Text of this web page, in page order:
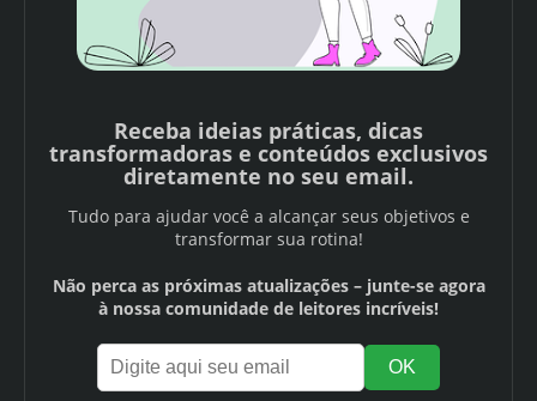
Receba ideias práticas, dicas
transformadoras e conteúdos exclusivos
diretamente no seu email.
Tudo para ajudar você a alcançar seus objetivos e
transformar sua rotina!
Não perca as próximas atualizações – junte-se agora
à nossa comunidade de leitores incríveis!